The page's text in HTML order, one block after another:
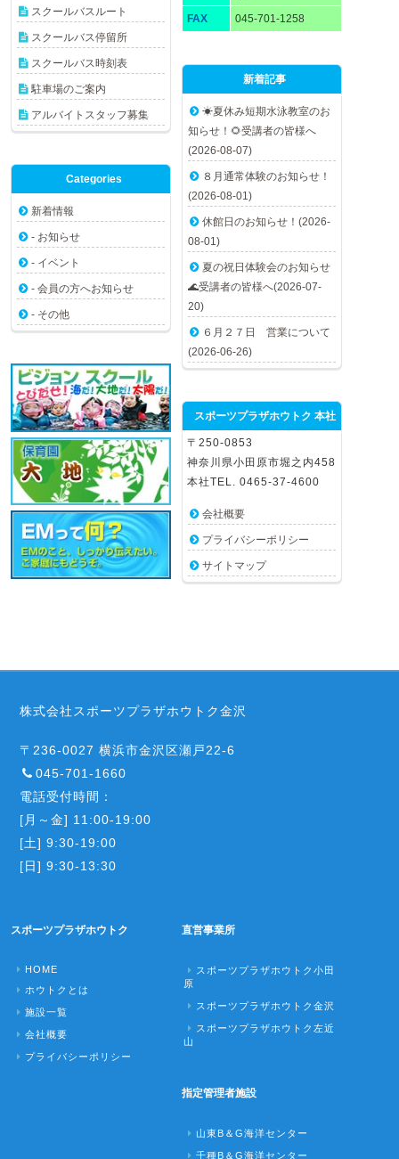
FAX 045-701-1258
スクールバスルート
スクールバス停留所
スクールバス時刻表
駐車場のご案内
アルバイトスタッフ募集
新着記事
☀夏休み短期水泳教室のお
知らせ！🌻受講者の皆様へ
(2026-08-07)
８月通常体験のお知らせ！
(2026-08-01)
休館日のお知らせ！(2026-
08-01)
夏の祝日体験会のお知らせ
🌊受講者の皆様へ(2026-07-
20)
６月２７日 営業について
(2026-06-26)
Categories
新着情報
- お知らせ
- イベント
- 会員の方へお知らせ
- その他
スポーツプラザホウトク 本社
〒250-0853
神奈川県小田原市堀之内458
本社TEL. 0465-37-4600
会社概要
プライバシーポリシー
サイトマップ
株式会社スポーツプラザホウトク金沢
〒236-0027 横浜市金沢区瀬戸22-6
045-701-1660
電話受付時間：
[月～金] 11:00-19:00
[土] 9:30-19:00
[日] 9:30-13:30
スポーツプラザホウトク
HOME
ホウトクとは
施設一覧
会社概要
プライバシーポリシー
直営事業所
スポーツプラザホウトク小田
原
スポーツプラザホウトク金沢
スポーツプラザホウトク左近
山
指定管理者施設
山東B＆G海洋センター
千種B＆G海洋センター